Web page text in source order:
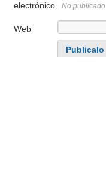
electrónico
No publicado
Web